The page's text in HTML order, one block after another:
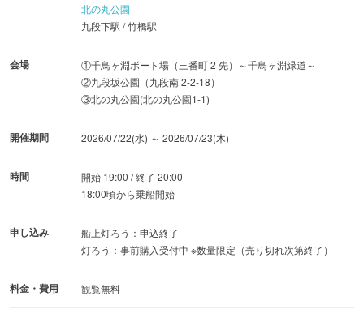
参加校：神田外語学院、共立女子大学、二松学舎大学
■夏の風物詩「皇居千鳥ヶ淵 灯ろう流し」を存分に味わう
～夕涼みスポットやカフェ＆バー・蕎麦店、隠れ家バーな
ど、夏の夜を彩るひととき～
ンも味わえるカフェ＆バー、絵本に囲まれた大人の隠れ家
バー、夏に評判の冷たい蕎麦を楽しめる蕎麦店など、地域
に親しまれてきた名店で夏の味覚を堪能できます。鑑賞前
の腹ごしらえにも、幻想的な情景を眺めた後の余韻を味わ
ふれる公園や、科学技術館・東京国立近代美術館・国立公
北の丸公園
九段下駅 / 竹橋駅
会場
①千鳥ヶ淵ボート場（三番町 2 先）～千鳥ヶ淵緑道～
②九段坂公園（九段南 2-2-18）
③北の丸公園(北の丸公園1-1)
開催期間 2026/07/22(水) ～ 2026/07/23(木)
時間
開始 19:00 / 終了 20:00
18:00頃から乗船開始
申し込み
船上灯ろう：申込終了
灯ろう：事前購入受付中 ※数量限定（売り切れ次第終了）
料金・費用 観覧無料